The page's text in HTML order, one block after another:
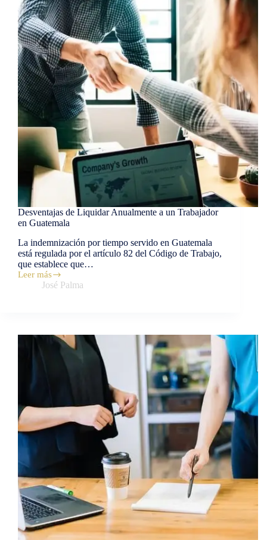
Desventajas de Liquidar Anualmente a un Trabajador
en Guatemala
La indemnización por tiempo servido en Guatemala
está regulada por el artículo 82 del Código de Trabajo,
que establece que…
Leer más
José Palma